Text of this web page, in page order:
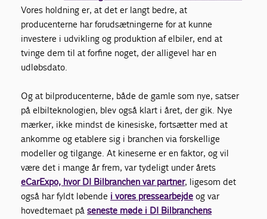
Vores holdning er, at det er langt bedre, at
producenterne har forudsætningerne for at kunne
investere i udvikling og produktion af elbiler, end at
tvinge dem til at forfine noget, der alligevel har en
udløbsdato.
Og at bilproducenterne, både de gamle som nye, satser
på elbilteknologien, blev også klart i året, der gik. Nye
mærker, ikke mindst de kinesiske, fortsætter med at
ankomme og etablere sig i branchen via forskellige
modeller og tilgange. At kineserne er en faktor, og vil
være det i mange år frem, var tydeligt under årets
eCarExpo, hvor DI Bilbranchen var partner, ligesom det
også har fyldt løbende i vores pressearbejde og var
hovedtemaet påseneste møde i DI Bilbranchens